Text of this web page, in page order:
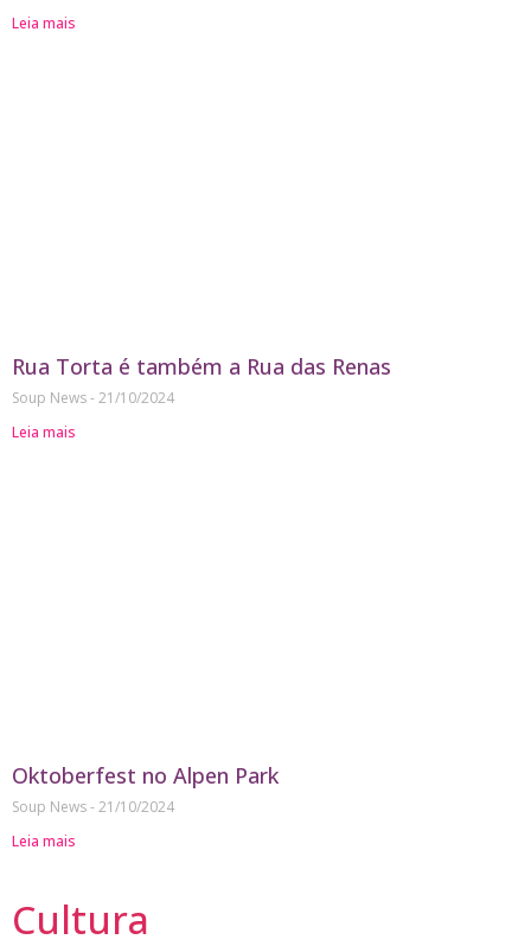
Leia mais
Rua Torta é também a Rua das Renas
Soup News 21/10/2024
Leia mais
Oktoberfest no Alpen Park
Soup News 21/10/2024
Leia mais
Cultura